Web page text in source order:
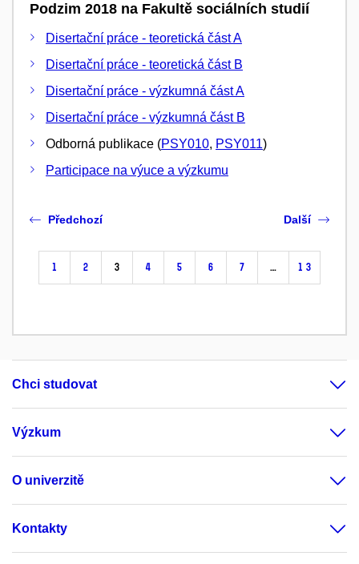
Podzim 2018 na Fakultě sociálních studií
Disertační práce - teoretická část A
Disertační práce - teoretická část B
Disertační práce - výzkumná část A
Disertační práce - výzkumná část B
Odborná publikace (PSY010, PSY011)
Participace na výuce a výzkumu
Předchozí
1 2 3 4 5 6 7 … 13
Další
Chci studovat
Výzkum
O univerzitě
Kontakty